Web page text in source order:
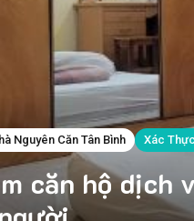
Nguyên Căn Tân Bình Xác Thực
căn hộ